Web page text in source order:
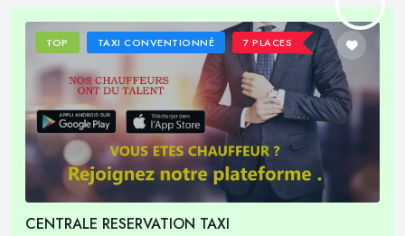
TOP TAXI CONVENTIONNÉ 7 PLACES
CENTRALE RESERVATION TAXI